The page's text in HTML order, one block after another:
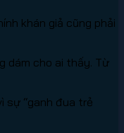
khán giả cũng phải
dám cho ai thấy. Từ
sự “ganh đua trẻ